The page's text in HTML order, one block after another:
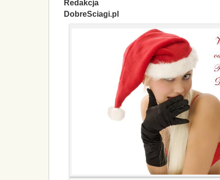
Redakcja
DobreSciagi.pl